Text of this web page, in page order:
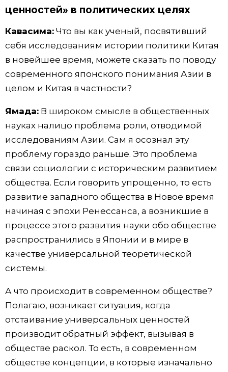
ценностей» в политических целях
Кавасима:Что вы как ученый, посвятивший
себя исследованиям истории политики Китая
в новейшее время, можете сказать по поводу
современного японского понимания Азии в
целом и Китая в частности?
Ямада:В широком смысле в общественных
науках налицо проблема роли, отводимой
исследованиям Азии. Сам я осознал эту
проблему гораздо раньше. Это проблема
связи социологии с историческим развитием
общества. Если говорить упрощенно, то есть
развитие западного общества в Новое время
начиная с эпохи Ренессанса, а возникшие в
процессе этого развития науки обо обществе
распространились в Японии и в мире в
качестве универсальной теоретической
системы.
А что происходит в современном обществе?
Полагаю, возникает ситуация, когда
отстаивание универсальных ценностей
производит обратный эффект, вызывая в
обществе раскол. То есть, в современном
обществе концепции, в которые изначально